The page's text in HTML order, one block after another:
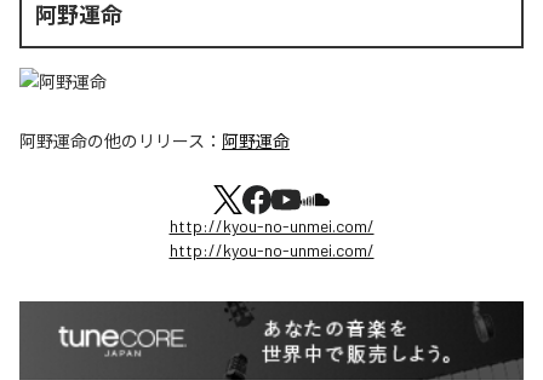
阿野運命
阿野運命の他のリリース： 阿野運命
http://kyou-no-unmei.com/
http://kyou-no-unmei.com/